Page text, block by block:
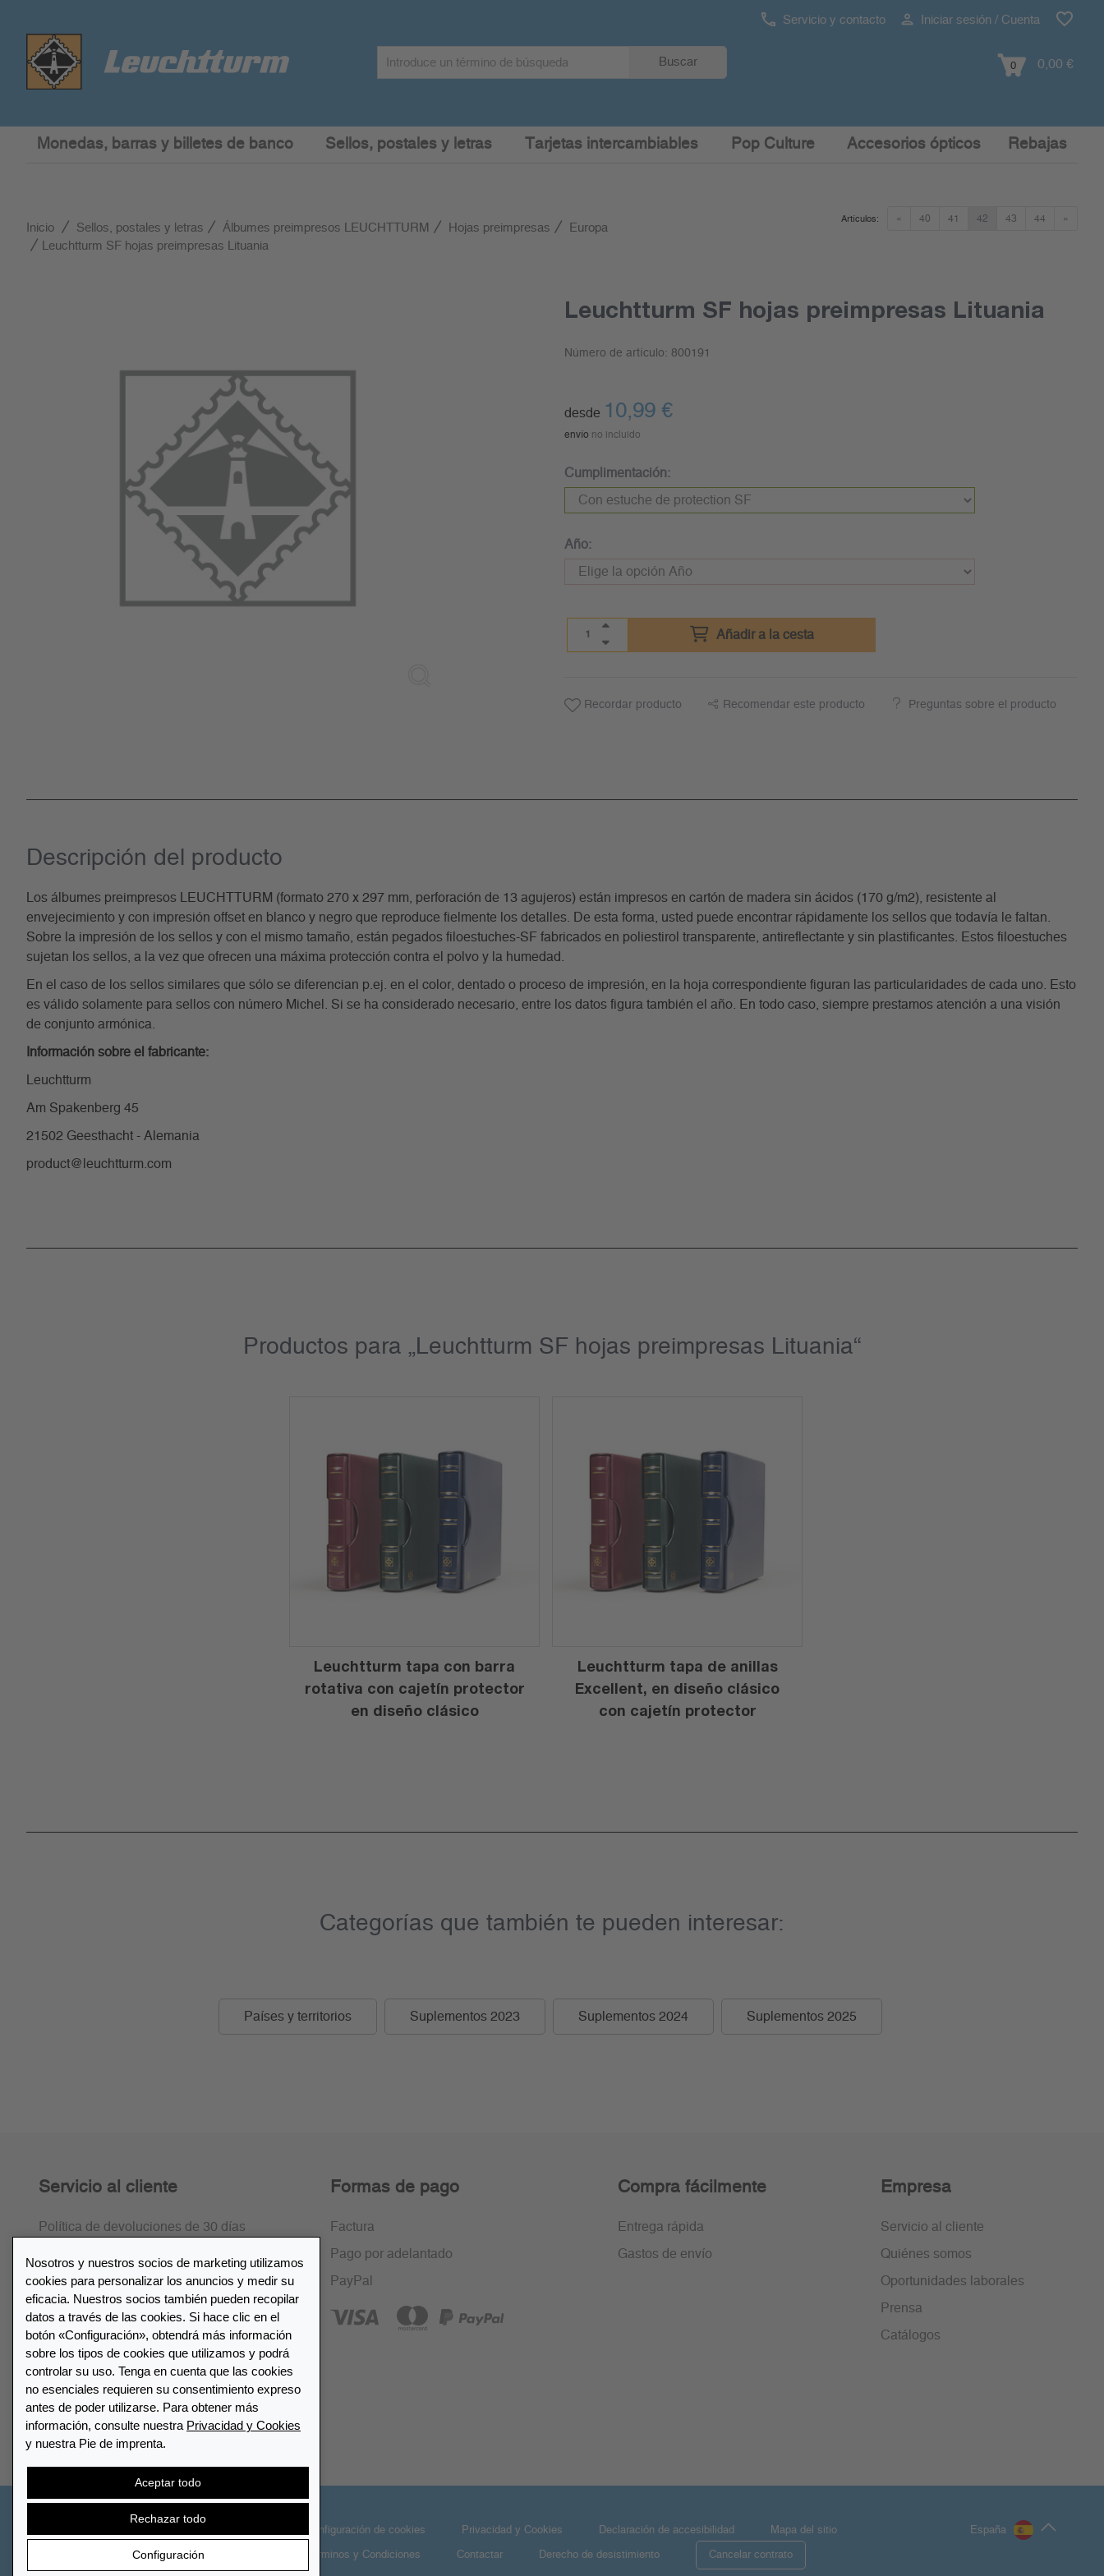
Servicio y contacto Iniciar sesión / Cuenta
Buscar 0 0,00 €
Monedas, barras y billetes de banco Sellos, postales y letras Tarjetas intercambiables Pop Culture Accesorios ópticos Rebajas
Inicio Sellos, postales y letras Álbumes preimpresos LEUCHTTURM Hojas preimpresas
Europa
Leuchtturm SF hojas preimpresas Lituania
« 40 41 42 43 44 »
Artículos:
Leuchtturm SF hojas preimpresas Lituania
Número de artículo: 800191
desde 10,99 €
envío no incluido
Cumplimentación:
Año:
Añadir a la cesta
Recordar producto Recomendar este producto Preguntas sobre el producto
Descripción del producto
Los álbumes preimpresos LEUCHTTURM (formato 270 x 297 mm, perforación de 13 agujeros) están impresos en cartón de madera sin ácidos (170 g/m2), resistente al
envejecimiento y con impresión offset en blanco y negro que reproduce fielmente los detalles. De esta forma, usted puede encontrar rápidamente los sellos que todavía le faltan.
Sobre la impresión de los sellos y con el mismo tamaño, están pegados filoestuches-SF fabricados en poliestirol transparente, antireflectante y sin plastificantes. Estos filoestuches
sujetan los sellos, a la vez que ofrecen una máxima protección contra el polvo y la humedad.
En el caso de los sellos similares que sólo se diferencian p.ej. en el color, dentado o proceso de impresión, en la hoja correspondiente figuran las particularidades de cada uno. Esto
es válido solamente para sellos con número Michel. Si se ha considerado necesario, entre los datos figura también el año. En todo caso, siempre prestamos atención a una visión
de conjunto armónica.
Información sobre el fabricante:
Leuchtturm
Am Spakenberg 45
21502 Geesthacht - Alemania
product@leuchtturm.com
Productos para „Leuchtturm SF hojas preimpresas Lituania“
Leuchtturm tapa con barra
rotativa con cajetín protector
en diseño clásico
Leuchtturm tapa de anillas
Excellent, en diseño clásico
con cajetín protector
Categorías que también te pueden interesar:
Países y territorios Suplementos 2023 Suplementos 2024 Suplementos 2025
Servicio al cliente
Política de devoluciones de 30 días
Preguntas frecuentes
Formas de pago
Factura
Pago por adelantado
PayPal
Compra fácilmente
Entrega rápida
Gastos de envío
Empresa
Servicio al cliente
Quiénes somos
Oportunidades laborales
Prensa
Catálogos
Lista de distribuidores
Encuentre su distribuidor más
cercano LEUCHTTURM
Nosotros y nuestros socios de marketing utilizamos
cookies para personalizar los anuncios y medir su
eficacia. Nuestros socios también pueden recopilar
datos a través de las cookies. Si hace clic en el
botón «Configuración», obtendrá más información
sobre los tipos de cookies que utilizamos y podrá
controlar su uso. Tenga en cuenta que las cookies
no esenciales requieren su consentimiento expreso
antes de poder utilizarse. Para obtener más
información, consulte nuestra Privacidad y Cookies
y nuestra Pie de imprenta.
Aceptar todo
Rechazar todo
Configuración
España
Configuración de cookies Privacidad y Cookies Declaración de accesibilidad Mapa del sitio
Términos y Condiciones Contactar Derecho de desistimiento Cancelar contrato